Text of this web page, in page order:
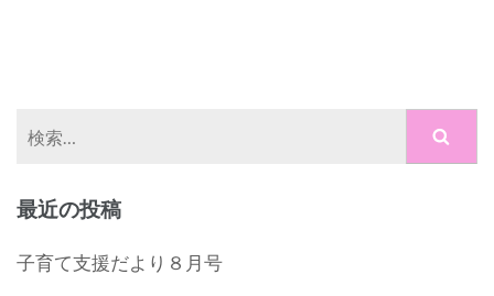
最近の投稿
子育て支援だより８月号